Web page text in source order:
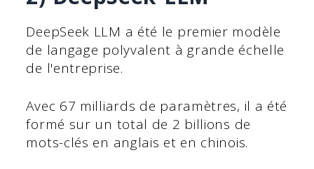
DeepSeek LLM a été le premier modèle
de langage polyvalent à grande échelle
de l'entreprise.
Avec 67 milliards de paramètres, il a été
formé sur un total de 2 billions de
mots-clés en anglais et en chinois.